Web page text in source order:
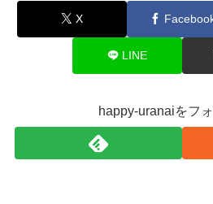
X
LINE
happy-uranaiをフ